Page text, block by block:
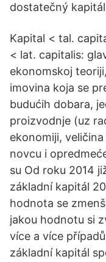
dostatečný
Kapital < tal.
< lat. capitalis:
ekonomskoj
imovina koja se
budućih dobara,
proizvodnje (uz
ekonomiji,
novcu i
su Od roku 2014
základní kapitál
hodnota se
jakou hodnotu si
více a více
základní kapitál